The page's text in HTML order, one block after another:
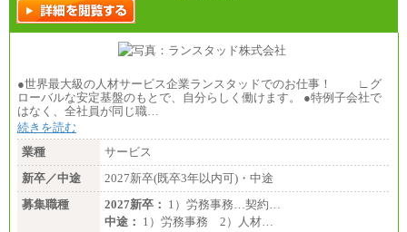
●世界最大級の人材サービス企業ランスタッドでのお仕事！ ∟グ
ローバルな安定基盤のもとで、自分らしく働けます。 ●特例子会社で
はなく、全社員が同じ職…
続きを読む
業種
サービス
新卒／中途
2027新卒(既卒3年以内可)・中途
募集職種
2027新卒： 1）労務事務…契約…
中途： 1）労務事務 2）人材…